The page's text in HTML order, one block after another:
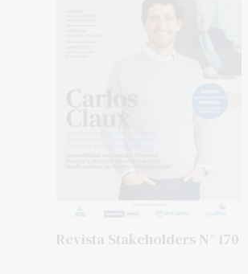
Revista Stakeholders N° 170